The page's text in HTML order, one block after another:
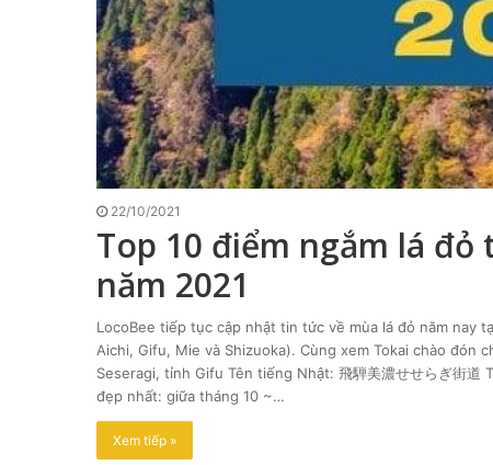
22/10/2021
Top 10 điểm ngắm lá
năm 2021
LocoBee tiếp tục cập nhật tin tức về mùa lá đỏ năm nay
Aichi, Gifu, Mie và Shizuoka). Cùng xem Tokai chào
Seseragi, tỉnh Gifu Tên tiếng Nhật: 飛騨美濃せせらぎ街
đẹp nhất: giữa tháng 10 ~…
Xem tiếp »